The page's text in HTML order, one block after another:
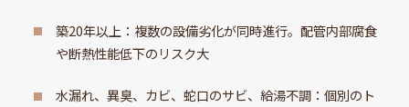
築20年以上：複数の設備劣化が同時進行。配管内部腐食
や断熱性能低下のリスク大
水漏れ、異臭、カビ、蛇口のサビ、給湯不調：個別のト